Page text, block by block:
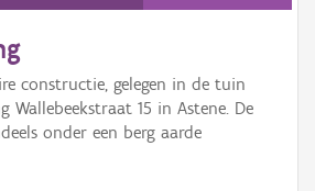
constructie, gelegen in de tuin
Wallebeekstraat 15 in Astene. De
onder een berg aarde